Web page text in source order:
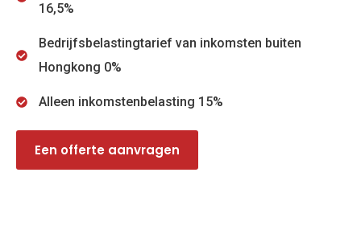
16,5%
Bedrijfsbelastingtarief van inkomsten buiten
Hongkong 0%
Alleen inkomstenbelasting 15%
Een offerte aanvragen